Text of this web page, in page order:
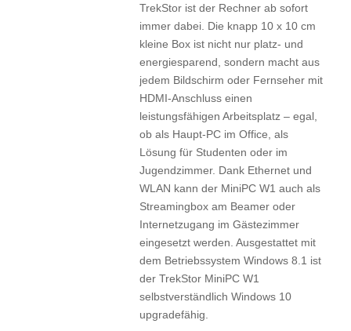
TrekStor ist der Rechner ab sofort
immer dabei. Die knapp 10 x 10 cm
kleine Box ist nicht nur platz- und
energiesparend, sondern macht aus
jedem Bildschirm oder Fernseher mit
HDMI-Anschluss einen
leistungsfähigen Arbeitsplatz – egal,
ob als Haupt-PC im Office, als
Lösung für Studenten oder im
Jugendzimmer. Dank Ethernet und
WLAN kann der MiniPC W1 auch als
Streamingbox am Beamer oder
Internetzugang im Gästezimmer
eingesetzt werden. Ausgestattet mit
dem Betriebssystem Windows 8.1 ist
der TrekStor MiniPC W1
selbstverständlich Windows 10
upgradefähig.